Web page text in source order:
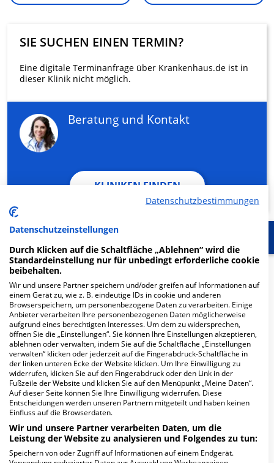
SIE SUCHEN EINEN TERMIN?
Eine digitale Terminanfrage über Krankenhaus.de ist in
dieser Klinik nicht möglich.
Beratung und Kontakt
KLINIKEN FINDEN
Für die Klinik
Herzlich Willkommen
DieAllgemeine Klinik der Segeberger Klinikenist eine
Akutklinikder allgemeinenGrund- und
Regelversorgungund gehört seit 2003 zur
Unternehmensgruppe.
Eineoptimale medizinische Versorgung…
Weiterlesen
Besuchszeiten
Mo-Fr 15:00 - 20:00 Uhr | Sa-So 12:00 - 20:00 Uhr
Datenschutzbestimmungen
Datenschutzeinstellungen
Durch Klicken auf die Schaltfläche „Ablehnen“ wird die
Standardeinstellung nur für unbedingt erforderliche cookie
beibehalten.
Wir und unsere Partner speichern und/oder greifen auf Informationen auf
einem Gerät zu, wie z. B. eindeutige IDs in cookie und anderen
Browserspeichern, um personenbezogene Daten zu verarbeiten. Einige
Anbieter verarbeiten Ihre personenbezogenen Daten möglicherweise
aufgrund eines berechtigten Interesses. Um dem zu widersprechen,
öffnen Sie die „Einstellungen“. Sie können Ihre Einstellungen akzeptieren,
ablehnen oder verwalten, indem Sie auf die Schaltfläche „Einstellungen
verwalten“ klicken oder jederzeit auf die Fingerabdruck-Schaltfläche in
der linken unteren Ecke der Website klicken. Um Ihre Einwilligung zu
widerrufen, klicken Sie auf den Fingerabdruck oder den Link in der
Fußzeile der Website und klicken Sie auf den Menüpunkt „Meine Daten“.
Auf dieser Seite können Sie Ihre Einwilligung widerrufen. Diese
Entscheidungen werden unseren Partnern mitgeteilt und haben keinen
Einfluss auf die Browserdaten.
Wir und unsere Partner verarbeiten Daten, um die
Leistung der Website zu analysieren und Folgendes zu tun:
Speichern von oder Zugriff auf Informationen auf einem Endgerät.